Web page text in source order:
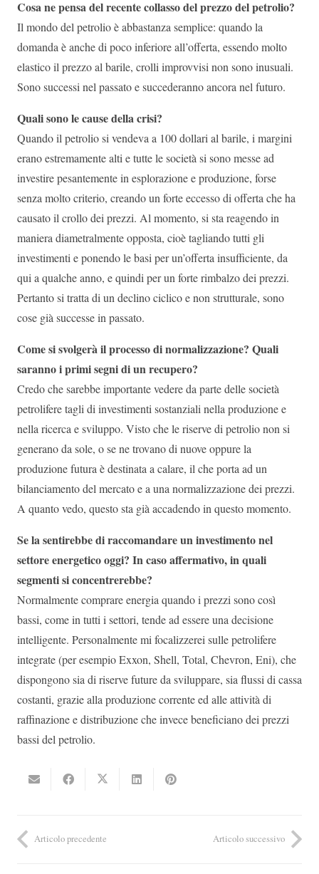
Cosa ne pensa del recente collasso del prezzo del petrolio?
Il mondo del petrolio è abbastanza semplice: quando la
domanda è anche di poco inferiore all’offerta, essendo molto
elastico il prezzo al barile, crolli improvvisi non sono inusuali.
Sono successi nel passato e succederanno ancora nel futuro.
Quali sono le cause della crisi?
Quando il petrolio si vendeva a 100 dollari al barile, i margini
erano estremamente alti e tutte le società si sono messe ad
investire pesantemente in esplorazione e produzione, forse
senza molto criterio, creando un forte eccesso di offerta che ha
causato il crollo dei prezzi. Al momento, si sta reagendo in
maniera diametralmente opposta, cioè tagliando tutti gli
investimenti e ponendo le basi per un’offerta insufficiente, da
qui a qualche anno, e quindi per un forte rimbalzo dei prezzi.
Pertanto si tratta di un declino ciclico e non strutturale, sono
cose già successe in passato.
Come si svolgerà il processo di normalizzazione? Quali
saranno i primi segni di un recupero?
Credo che sarebbe importante vedere da parte delle società
petrolifere tagli di investimenti sostanziali nella produzione e
nella ricerca e sviluppo. Visto che le riserve di petrolio non si
generano da sole, o se ne trovano di nuove oppure la
produzione futura è destinata a calare, il che porta ad un
bilanciamento del mercato e a una normalizzazione dei prezzi.
A quanto vedo, questo sta già accadendo in questo momento.
Se la sentirebbe di raccomandare un investimento nel
settore energetico oggi? In caso affermativo, in quali
segmenti si concentrerebbe?
Normalmente comprare energia quando i prezzi sono così
bassi, come in tutti i settori, tende ad essere una decisione
intelligente. Personalmente mi focalizzerei sulle petrolifere
integrate (per esempio Exxon, Shell, Total, Chevron, Eni), che
dispongono sia di riserve future da sviluppare, sia flussi di cassa
costanti, grazie alla produzione corrente ed alle attività di
raffinazione e distribuzione che invece beneficiano dei prezzi
bassi del petrolio.
Articolo precedente Articolo successivo